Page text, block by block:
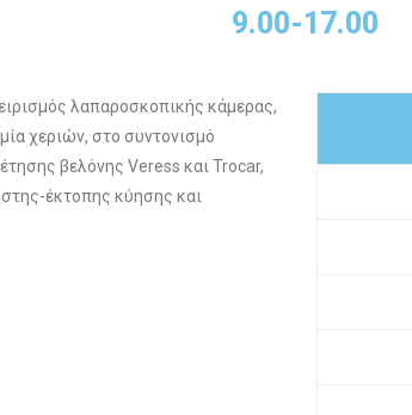
9.00-17.00
λαπαροσκοπικής κάμερας,
χεριών, στο συντονισμό
βελόνης Veress και Trocar,
έκτοπης κύησης και